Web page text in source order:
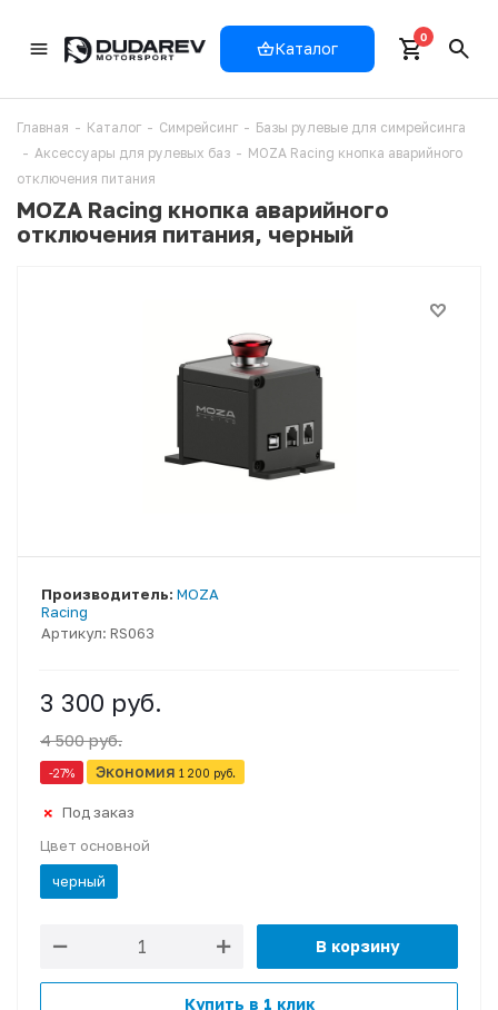
Каталог
0
Главная - Каталог - Симрейсинг - Базы рулевые для симрейсинга
- Аксессуары для рулевых баз - MOZA Racing кнопка аварийного
отключения питания
MOZA Racing кнопка аварийного
отключения питания, черный
Артикул: RS063
Производитель: MOZA
Racing
3 300 руб.
4 500 руб.
-27% Экономия 1 200 руб.
Под заказ
Цвет основной
черный
В корзину
Купить в 1 клик